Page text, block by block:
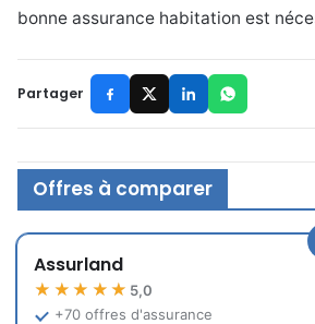
bonne assurance habitation est
Partager
Offres à comparer
Assurland
★★★★★ 5,0
+70 offres d'assurance